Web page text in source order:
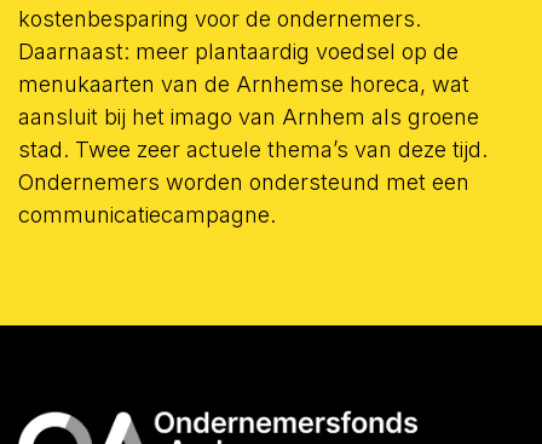
kostenbesparing voor de ondernemers.
Daarnaast: meer plantaardig voedsel op de
menukaarten van de Arnhemse horeca, wat
aansluit bij het imago van Arnhem als groene
stad. Twee zeer actuele thema’s van deze tijd.
Ondernemers worden ondersteund met een
communicatiecampagne.